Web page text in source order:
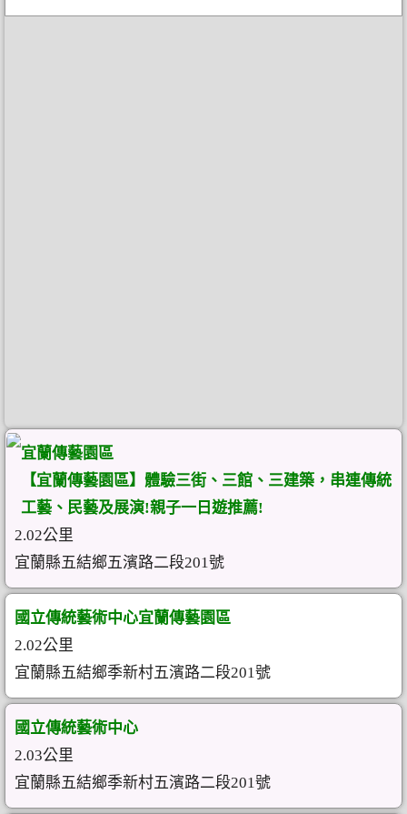
宜蘭傳藝園區
【宜蘭傳藝園區】體驗三街、三館、三建築，串連傳統
工藝、民藝及展演!親子一日遊推薦!
2.02公里
宜蘭縣五結鄉五濱路二段201號
國立傳統藝術中心宜蘭傳藝園區
2.02公里
宜蘭縣五結鄉季新村五濱路二段201號
國立傳統藝術中心
2.03公里
宜蘭縣五結鄉季新村五濱路二段201號